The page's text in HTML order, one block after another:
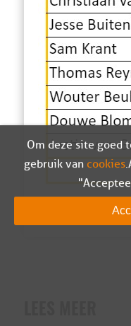
Om deze site goed
gebruik van cookies.